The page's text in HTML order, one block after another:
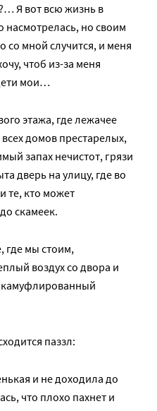
Я вот всю жизнь в
насмотрелась, но своим
со мной случится, и меня
чтоб из-за меня
мои…
этажа, где лежачее
домов престарелых,
запах нечистот, грязи
дверь на улицу, где во
те, кто может
скамеек.
где мы стоим,
воздух со двора и
паззл:
и не доходила до
что плохо пахнет и